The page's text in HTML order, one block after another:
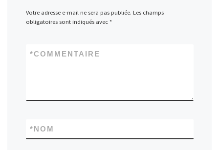
Votre adresse e-mail ne sera pas publiée. Les champs
obligatoires sont indiqués avec *
COMMENTAIRE
*
NOM
*